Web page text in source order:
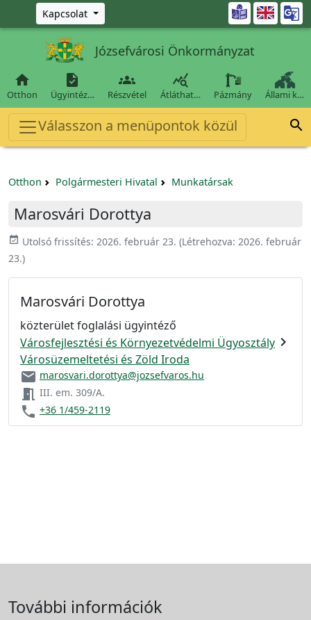
Ugrás a fő tartalomra
Kapcsolat 
Józsefvárosi Önkormányzat

Otthon

Ügyintéz…

Részvétel

Átláthat… Pázmány Állami k…
Válasszon a menüpontok közül 
Otthon Polgármesteri Hivatal Munkatársak
Marosvári Dorottya
event_available Utolsó frissítés: 2026. február 23. (Létrehozva: 2026. február
23.)
Marosvári Dorottya
közterület foglalási ügyintéző
Városfejlesztési és Környezetvédelmi Ügyosztály chevron_right
Városüzemeltetési és Zöld Iroda
email marosvari.dorottya@jozsefvaros.hu
meeting_room III. em. 309/A.
phone +36 1/459-2119
További információk